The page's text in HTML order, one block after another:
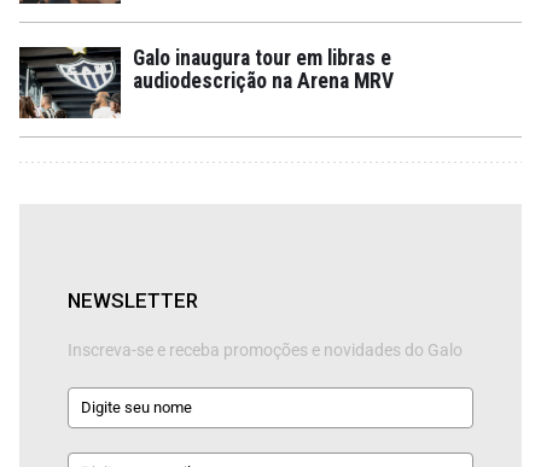
Galo inaugura tour em libras e
audiodescrição na Arena MRV
NEWSLETTER
Inscreva-se e receba promoções e novidades do Galo